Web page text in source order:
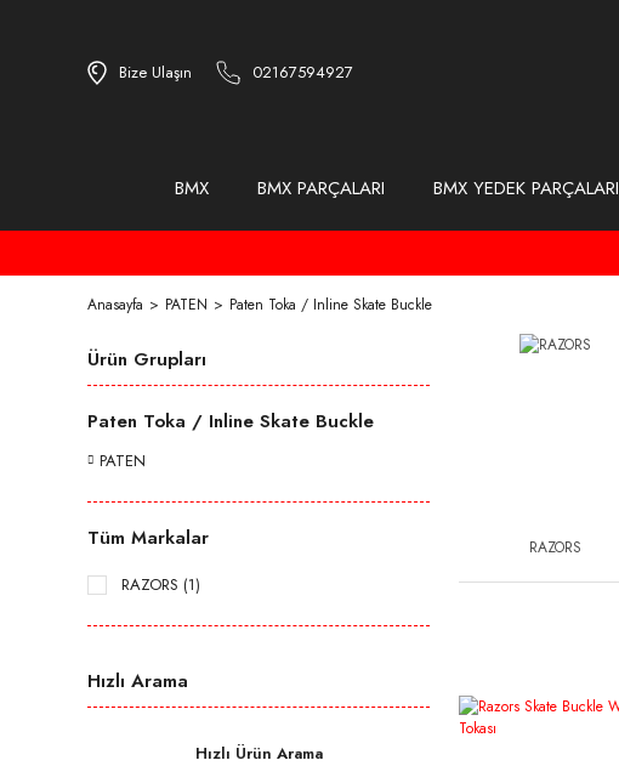
Bize Ulaşın 02167594927
BMX BMX PARÇALARI BMX YEDEK PARÇALARI
Anasayfa PATEN Paten Toka / Inline Skate Buckle
Ürün Grupları
Paten Toka / Inline Skate Buckle
PATEN
Tüm Markalar
RAZORS (1)
Hızlı Arama
Hızlı Ürün Arama
RAZORS